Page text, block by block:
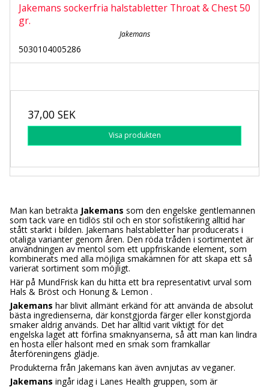
Jakemans sockerfria halstabletter Throat & Chest 50
gr.
Jakemans
5030104005286
37,00 SEK
Visa produkten
Man kan betrakta Jakemans som den engelske gentlemannen
som tack vare en tidlös stil och en stor sofistikering alltid har
stått starkt i bilden. Jakemans halstabletter har producerats i
otaliga varianter genom åren. Den röda tråden i sortimentet är
användningen av mentol som ett uppfriskande element, som
kombinerats med alla möjliga smakämnen för att skapa ett så
varierat sortiment som möjligt.
Här på MundFrisk kan du hitta ett bra representativt urval som
Hals & Bröst och Honung & Lemon .
Jakemans har blivit allmänt erkänd för att använda de absolut
bästa ingredienserna, där konstgjorda färger eller konstgjorda
smaker aldrig används. Det har alltid varit viktigt för det
engelska laget att förfina smaknyanserna, så att man kan lindra
en hosta eller halsont med en smak som framkallar
återföreningens glädje.
Produkterna från Jakemans kan även avnjutas av veganer.
Jakemans ingår idag i Lanes Health gruppen, som är